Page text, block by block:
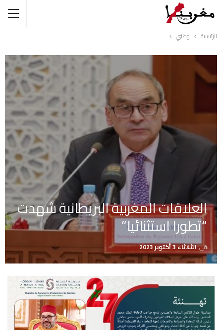
الرئيسية وطني
العلاقات المغربية البريطانية شهدت
“تطورا استثنائيا”
فيالثلاثاء 3 أكتوبر 2023